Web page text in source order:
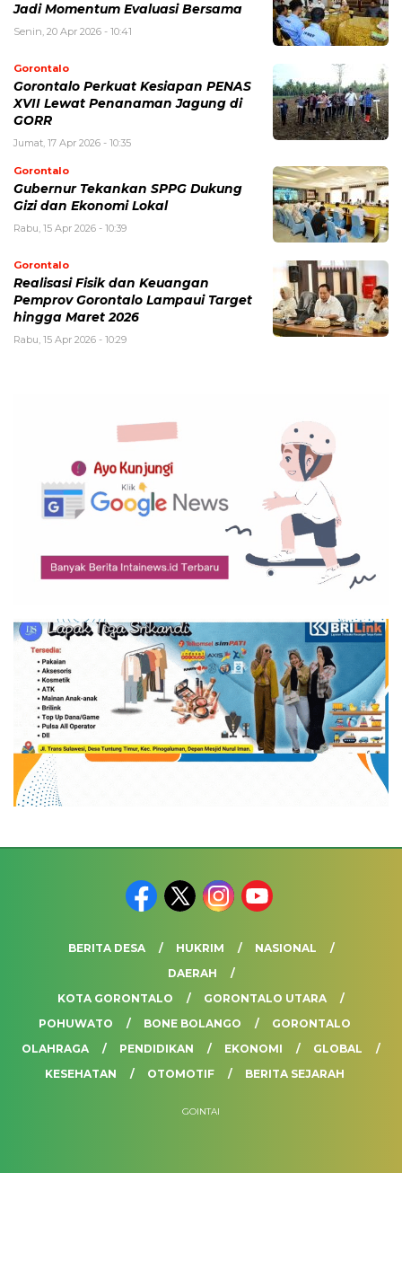
Jadi Momentum Evaluasi Bersama
Senin, 20 Apr 2026 - 10:41
Gorontalo
Gorontalo Perkuat Kesiapan PENAS
XVII Lewat Penanaman Jagung di
GORR
Jumat, 17 Apr 2026 - 10:35
Gorontalo
Gubernur Tekankan SPPG Dukung
Gizi dan Ekonomi Lokal
Rabu, 15 Apr 2026 - 10:39
Gorontalo
Realisasi Fisik dan Keuangan
Pemprov Gorontalo Lampaui Target
hingga Maret 2026
Rabu, 15 Apr 2026 - 10:29
BERITA DESA HUKRIM
NASIONAL
DAERAH
KOTA GORONTALO
GORONTALO UTARA
POHUWATO
BONE BOLANGO
GORONTALO
OLAHRAGA
PENDIDIKAN EKONOMI
GLOBAL
KESEHATAN
OTOMOTIF BERITA SEJARAH
GOINTAI